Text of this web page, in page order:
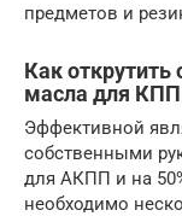
предметов и
Как
масла для КПП
Эффективной
собственными
для АКПП и на
необходимо